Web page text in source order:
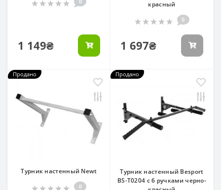
1 149₴
красный
0
1 697₴
Продано
Турник настенный Newt
0
Продано
Турник настенный Besport
BS-T0204 с 6 ручками черно-